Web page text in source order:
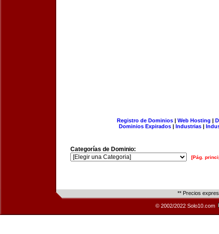
Registro de Dominios| Web Hosting |
Dominios Expirados | Industrias |
Categorías de Dominio:
[Pág.
** Precios
© 2002/2022 Solo10.com